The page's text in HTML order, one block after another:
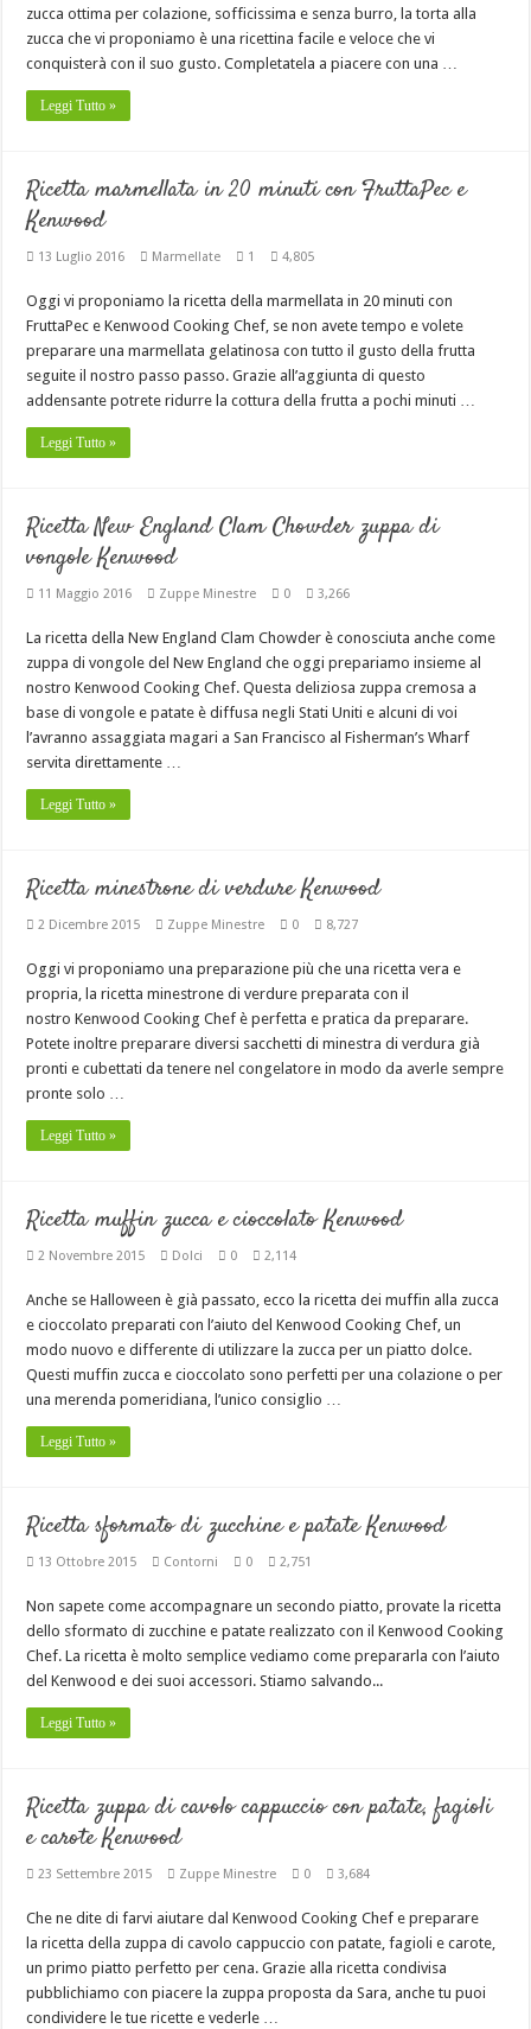
zucca ottima per colazione, sofficissima e senza burro, la torta alla
zucca che vi proponiamo è una ricettina facile e veloce che vi
conquisterà con il suo gusto. Completatela a piacere con una …
Leggi Tutto »
Ricetta marmellata in 20 minuti con FruttaPec e
Kenwood
13 Luglio 2016 Marmellate 1 4,805
Oggi vi proponiamo la ricetta della marmellata in 20 minuti con
FruttaPec e Kenwood Cooking Chef, se non avete tempo e volete
preparare una marmellata gelatinosa con tutto il gusto della frutta
seguite il nostro passo passo. Grazie all’aggiunta di questo
addensante potrete ridurre la cottura della frutta a pochi minuti …
Leggi Tutto »
Ricetta New England Clam Chowder zuppa di
vongole Kenwood
11 Maggio 2016 Zuppe Minestre 0 3,266
La ricetta della New England Clam Chowder è conosciuta anche come
zuppa di vongole del New England che oggi prepariamo insieme al
nostro Kenwood Cooking Chef. Questa deliziosa zuppa cremosa a
base di vongole e patate è diffusa negli Stati Uniti e alcuni di voi
l’avranno assaggiata magari a San Francisco al Fisherman’s Wharf
servita direttamente …
Leggi Tutto »
Ricetta minestrone di verdure Kenwood
2 Dicembre 2015 Zuppe Minestre 0 8,727
Oggi vi proponiamo una preparazione più che una ricetta vera e
propria, la ricetta minestrone di verdure preparata con il
nostro Kenwood Cooking Chef è perfetta e pratica da preparare.
Potete inoltre preparare diversi sacchetti di minestra di verdura già
pronti e cubettati da tenere nel congelatore in modo da averle sempre
pronte solo …
Leggi Tutto »
Ricetta muffin zucca e cioccolato Kenwood
2 Novembre 2015 Dolci 0 2,114
Anche se Halloween è già passato, ecco la ricetta dei muffin alla zucca
e cioccolato preparati con l’aiuto del Kenwood Cooking Chef, un
modo nuovo e differente di utilizzare la zucca per un piatto dolce.
Questi muffin zucca e cioccolato sono perfetti per una colazione o per
una merenda pomeridiana, l’unico consiglio …
Leggi Tutto »
Ricetta sformato di zucchine e patate Kenwood
13 Ottobre 2015 Contorni 0 2,751
Non sapete come accompagnare un secondo piatto, provate la ricetta
dello sformato di zucchine e patate realizzato con il Kenwood Cooking
Chef. La ricetta è molto semplice vediamo come prepararla con l’aiuto
del Kenwood e dei suoi accessori. Stiamo salvando...
Leggi Tutto »
Ricetta zuppa di cavolo cappuccio con patate, fagioli
e carote Kenwood
23 Settembre 2015 Zuppe Minestre 0 3,684
Che ne dite di farvi aiutare dal Kenwood Cooking Chef e preparare
la ricetta della zuppa di cavolo cappuccio con patate, fagioli e carote,
un primo piatto perfetto per cena. Grazie alla ricetta condivisa
pubblichiamo con piacere la zuppa proposta da Sara, anche tu puoi
condividere le tue ricette e vederle …